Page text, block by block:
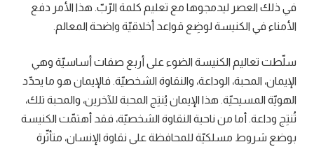
في ذلك العصر ليدمجوها مع تعليم كلمة الرّبّ. هذا الأمر دفع
الأمناء في الكنيسة لوضِع قواعد أخلاقيّة واضحة المعالم.
سلّطت تعاليم الكنيسة الضوء على أربع صفات أساسيّة وهي
الإيمان، المحبة، الوداعة، والنقاوة الشخصيّة. فالإيمان هو ما يحدّد
الهويّة المسيحيّة. هذا الإيمان يُنتِج المحبة للآخرين، والمحبة تلك،
تُنتِج وداعة. أما من ناحية النقاوة الشخصيّة، فقد أهتمّت الكنيسة
بوضع شروط مسلكيّة للمحافظة على نقاوة الإنسان، متأثّرة